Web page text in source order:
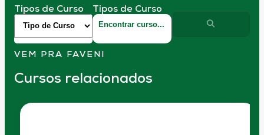
Tipos de Curso Tipos de Curso
VEM PRA FAVENI
Cursos relacionados